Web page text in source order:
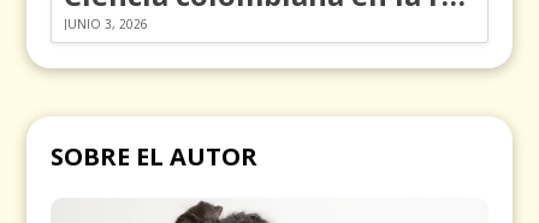
JUNIO 3, 2026
SOBRE EL AUTOR